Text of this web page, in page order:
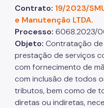
Contrato: 19/2023/
e Manutenção LTDA.
Processo: 6068.2023/
Objeto: Contratação de
prestação de serviços
com fornecimento de
com inclusão de todos
tributos, bem como de
diretas ou indiretas,